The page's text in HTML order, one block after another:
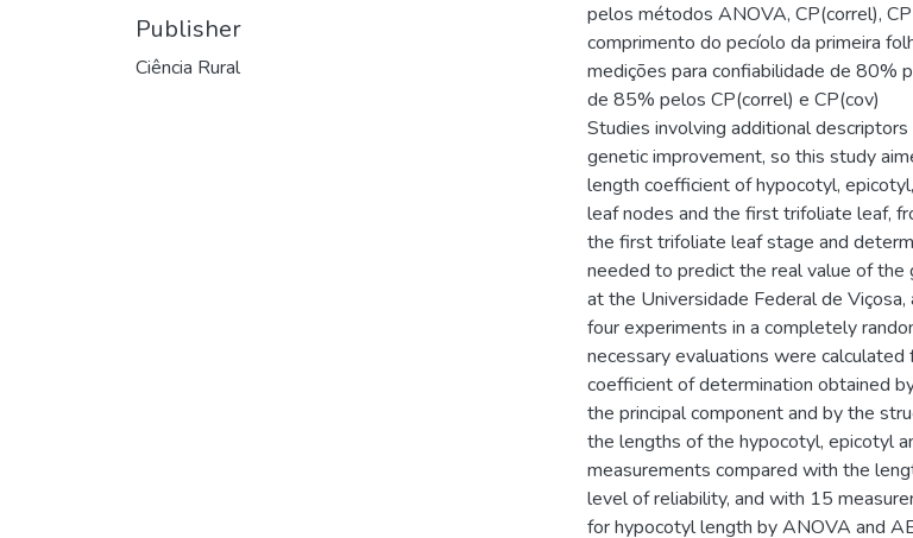
Publisher
Ciência Rural
pelos métodos ANOVA, CP(correl),
comprimento do pecíolo da primeira
medições para confiabilidade de 80%
de 85% pelos CP(correl) e CP(cov)
Studies involving additional
genetic improvement, so this study
length coefficient of hypocotyl,
leaf nodes and the first trifoliate leaf,
the first trifoliate leaf stage and
needed to predict the real value of
at the Universidade Federal de
four experiments in a completely
necessary evaluations were
coefficient of determination obtained
the principal component and by the
the lengths of the hypocotyl, epicotyl
measurements compared with the
level of reliability, and with 15
for hypocotyl length by ANOVA and